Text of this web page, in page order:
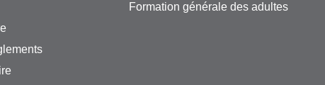
Formation générale des adultes